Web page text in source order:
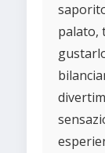
palato,